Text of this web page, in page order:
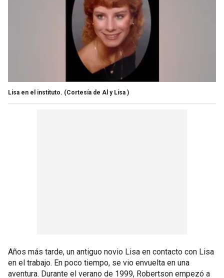
Lisa en el instituto. (Cortesía de Al y Lisa )
Años más tarde, un antiguo novio Lisa en contacto con Lisa
en el trabajo. En poco tiempo, se vio envuelta en una
aventura. Durante el verano de 1999, Robertson empezó a